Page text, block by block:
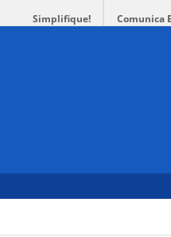
Simplifique! Comunica